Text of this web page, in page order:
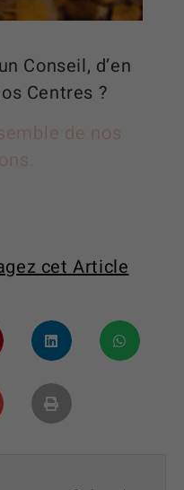
Conseil, d’en
Centres ?
de nos
cet Article